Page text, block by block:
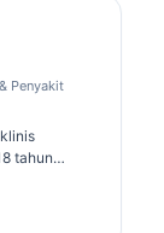
diagnostik
Penyakit
tahun
spesialis